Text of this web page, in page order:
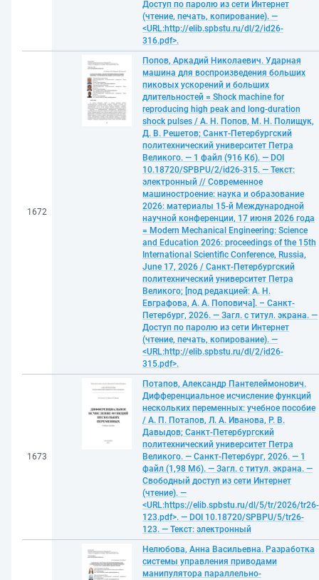
Доступ по паролю из сети Интернет
(чтение, печать, копирование). —
<URL:http://elib.spbstu.ru/dl/2/id26-
316.pdf>.
1672
Попов, Аркадий Николаевич. Ударная
машина для воспроизведения больших
пиковых ускорений и больших
длительностей = Shock machine for
reproducing high peak and long-duration
shock pulses / А. Н. Попов, М. Н. Полищук,
Д. В. Решетов; Санкт-Петербургский
политехнический университет Петра
Великого. — 1 файл (916 Кб). — DOI
10.18720/SPBPU/2/id26-315. — Текст:
электронный // Современное
машиностроение: наука и образование
2026: материалы 15-й Международной
научной конференции, 17 июня 2026 года
= Modern Mechanical Engineering: Science
and Education 2026: proceedings of the 15th
International Scientific Conference, Russia,
June 17, 2026 / Санкт-Петербургский
политехнический университет Петра
Великого; [под редакцией: А. Н.
Евграфова, А. А. Поповича]. – Санкт-
Петербург, 2026. — Загл. с титул. экрана. —
Доступ по паролю из сети Интернет
(чтение, печать, копирование). —
<URL:http://elib.spbstu.ru/dl/2/id26-
315.pdf>.
1673
Потапов, Александр Пантелеймонович.
Дифференциальное исчисление функций
нескольких переменных: учебное пособие
/ А. П. Потапов, Л. А. Иванова, Р. В.
Давыдов; Санкт-Петербургский
политехнический университет Петра
Великого. — Санкт-Петербург, 2026. — 1
файл (1,98 Мб). — Загл. с титул. экрана. —
Свободный доступ из сети Интернет
(чтение). —
<URL:https://elib.spbstu.ru/dl/5/tr/2026/tr26-
123.pdf>. — DOI 10.18720/SPBPU/5/tr26-
123. — Текст: электронный
Нелюбова, Анна Васильевна. Разработка
системы управления приводами
манипулятора параллельно-